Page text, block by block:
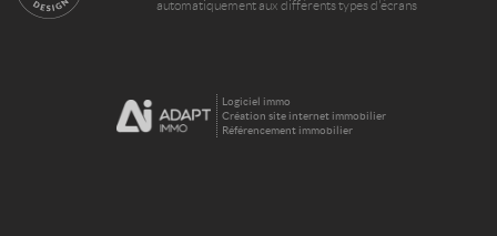
automatiquement aux différents types d'écrans
Logiciel immo
Création site internet immobilier
Référencement immobilier